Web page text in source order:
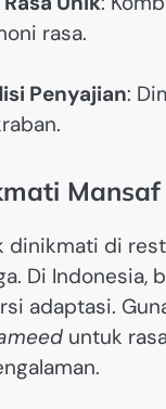
rasa.
Penyajian:
Mansaf
dinikmati di
Di
adaptasi.
untuk